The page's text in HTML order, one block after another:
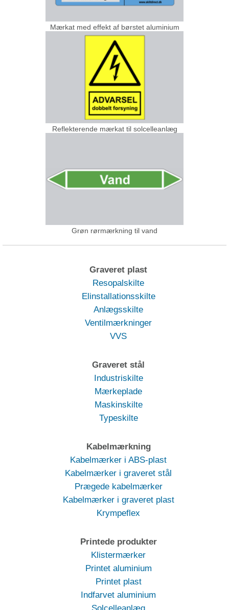
Mærkat med effekt af børstet aluminium
Reflekterende mærkat til solcelleanlæg
Grøn rørmærkning til vand
Graveret plast
Resopalskilte
Elinstallationsskilte
Anlægsskilte
Ventilmærkninger
VVS
Graveret stål
Industriskilte
Mærkeplade
Maskinskilte
Typeskilte
Kabelmærkning
Kabelmærker i ABS-plast
Kabelmærker i graveret stål
Prægede kabelmærker
Kabelmærker i graveret plast
Krympeflex
Printede produkter
Klistermærker
Printet aluminium
Printet plast
Indfarvet aluminium
Solcelleanlæg